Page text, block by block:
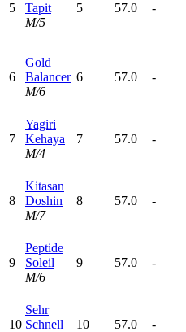
5
Tapit
M/5
5 57.0 -
6
Gold
Balancer
M/6
6 57.0 -
7
Yagiri
Kehaya
M/4
7 57.0 -
8
Kitasan
Doshin
M/7
8 57.0 -
9
Peptide
Soleil
M/6
9 57.0 -
10
Sehr
Schnell
10 57.0 -